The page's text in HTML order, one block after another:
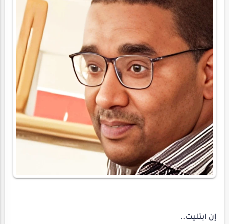
إن ابتليت..